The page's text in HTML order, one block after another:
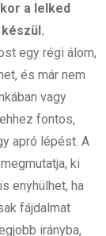
a lelked
egy régi álom,
és már nem
vagy
fontos,
apró lépést. A
ki
enyhülhet, ha
fájdalmat
irányba,